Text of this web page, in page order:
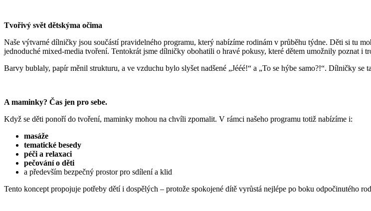
Tvořivý svět dětskýma očima
Naše výtvarné dílničky jsou součástí pravidelného programu, který nabízíme rodinám v průběhu týdne. Děti si tu
jednoduché mixed-media tvoření. Tentokrát jsme dílničky obohatili o hravé pokusy, které dětem umožnily poznat i
Barvy bublaly, papír měnil strukturu, a ve vzduchu bylo slyšet nadšené „Jééé!“ a „To se hýbe samo?!“. Dílničky se
A maminky? Čas jen pro sebe.
Když se děti ponoří do tvoření, maminky mohou na chvíli zpomalit. V rámci našeho programu totiž nabízíme i:
masáže
tematické besedy
péči a relaxaci
pečování o děti
a především bezpečný prostor pro sdílení a klid
Tento koncept propojuje potřeby dětí i dospělých – protože spokojené dítě vyrůstá nejlépe po boku odpočinutého